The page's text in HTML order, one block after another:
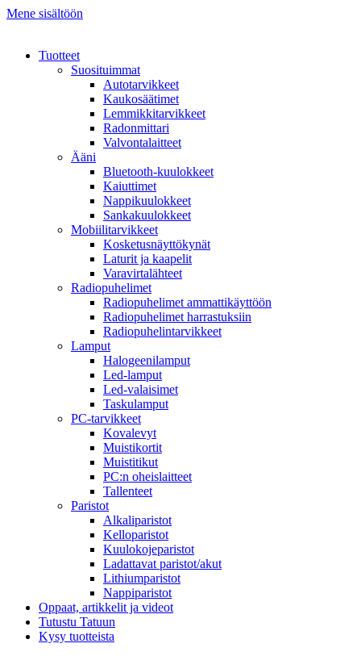
Mene sisältöön
Tuotteet
Suosituimmat
Autotarvikkeet
Kaukosäätimet
Lemmikkitarvikkeet
Radonmittari
Valvontalaitteet
Ääni
Bluetooth-kuulokkeet
Kaiuttimet
Nappikuulokkeet
Sankakuulokkeet
Mobiilitarvikkeet
Kosketusnäyttökynät
Laturit ja kaapelit
Varavirtalähteet
Radiopuhelimet
Radiopuhelimet ammattikäyttöön
Radiopuhelimet harrastuksiin
Radiopuhelintarvikkeet
Lamput
Halogeenilamput
Led-lamput
Led-valaisimet
Taskulamput
PC-tarvikkeet
Kovalevyt
Muistikortit
Muistitikut
PC:n oheislaitteet
Tallenteet
Paristot
Alkaliparistot
Kelloparistot
Kuulokojeparistot
Ladattavat paristot/akut
Lithiumparistot
Nappiparistot
Oppaat, artikkelit ja videot
Tutustu Tatuun
Kysy tuotteista